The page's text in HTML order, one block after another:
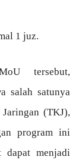
1 juz.
tersebut,
salah satunya
(TKJ),
program ini
dapat menjadi